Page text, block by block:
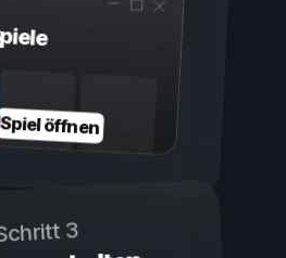
Spiel öffnen
3